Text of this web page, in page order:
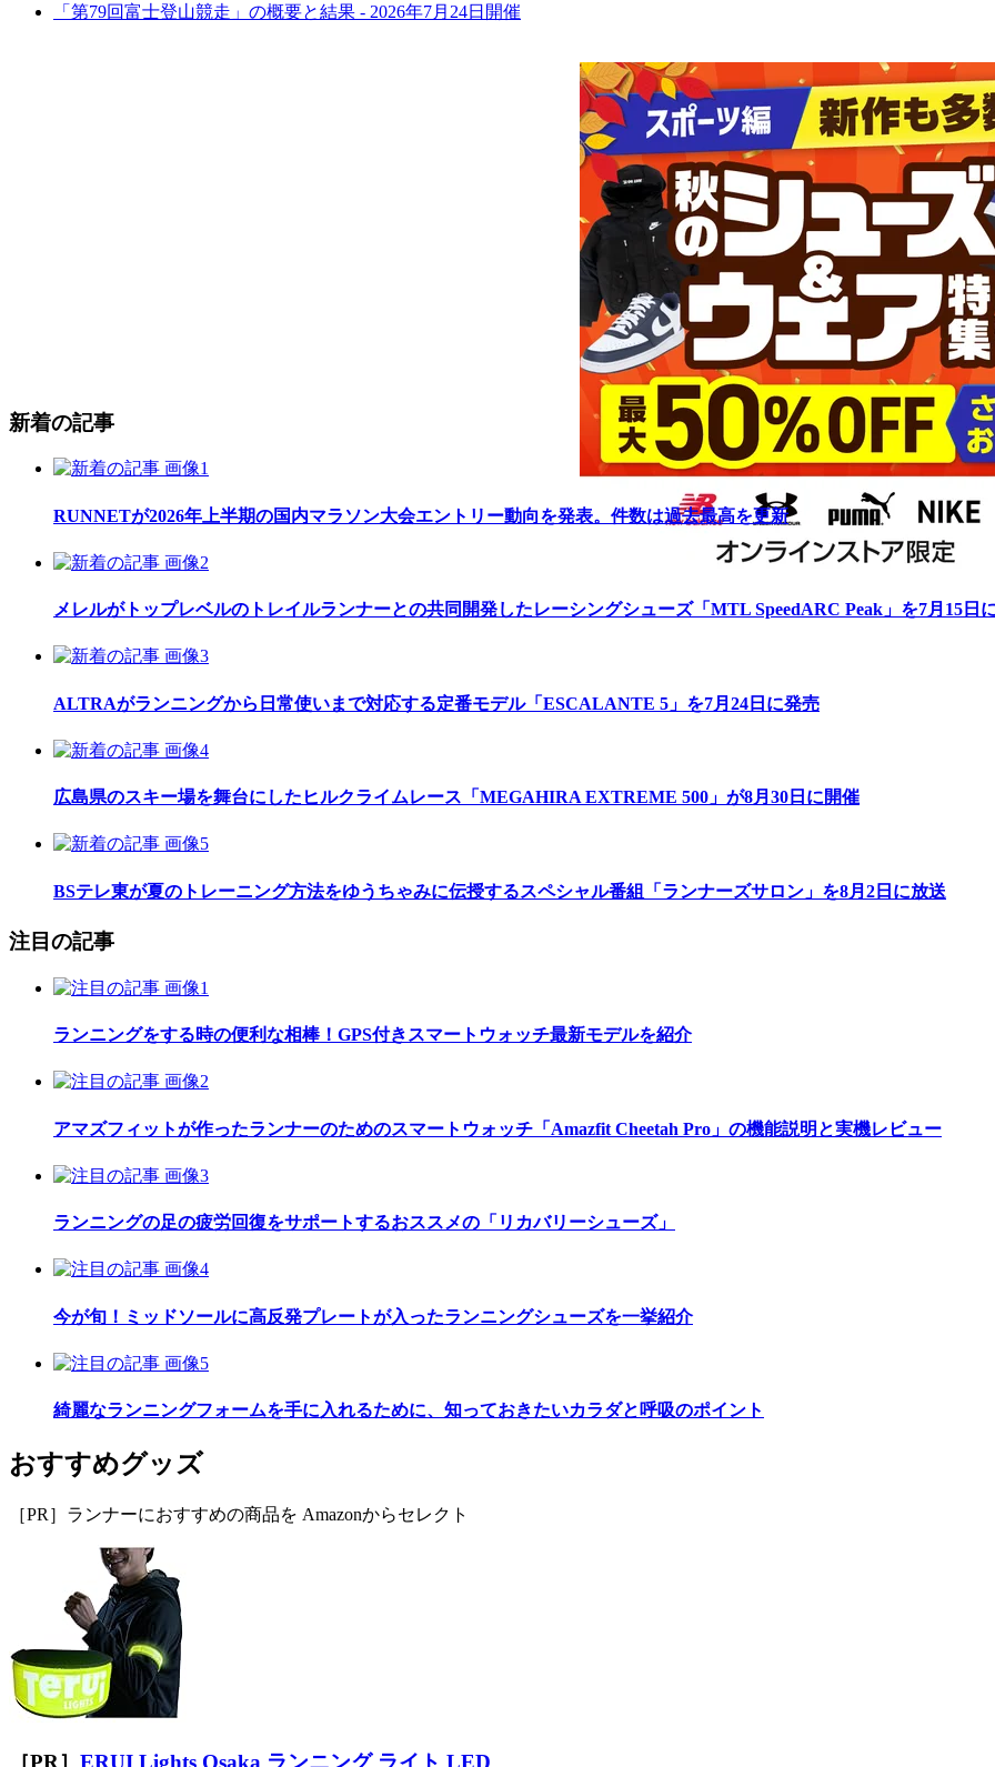
「第79回富士登山競走」の概要と結果 - 2026年7月24日開催
新着の記事
RUNNETが2026年上半期の国内マラソン大会エントリー動向を発表。件数は過去最高を更新
メレルがトップレベルのトレイルランナーとの共同開発したレーシングシューズ「MTL SpeedARC Peak」を7月15日
ALTRAがランニングから日常使いまで対応する定番モデル「ESCALANTE 5」を7月24日に発売
広島県のスキー場を舞台にしたヒルクライムレース「MEGAHIRA EXTREME 500」が8月30日に開催
BSテレ東が夏のトレーニング方法をゆうちゃみに伝授するスペシャル番組「ランナーズサロン」を8月2日に放送
注目の記事
ランニングをする時の便利な相棒！GPS付きスマートウォッチ最新モデルを紹介
アマズフィットが作ったランナーのためのスマートウォッチ「Amazfit Cheetah Pro」の機能説明と実機レビュー
ランニングの足の疲労回復をサポートするおススメの「リカバリーシューズ」
今が旬！ミッドソールに高反発プレートが入ったランニングシューズを一挙紹介
綺麗なランニングフォームを手に入れるために、知っておきたいカラダと呼吸のポイント
おすすめグッズ
［PR］ランナーにおすすめの商品を Amazonからセレクト
［PR］ ERUI Lights Osaka ランニング ライト LED